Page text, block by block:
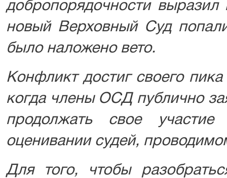
добропорядочности
новый Верховный Суд
было наложено вето.
Конфликт достиг своего
когда члены ОСД публично
продолжать свое
оценивании судей,
Для того, чтобы